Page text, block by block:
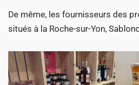
De même, les fournisseurs des
situés à la Roche-sur-Yon,